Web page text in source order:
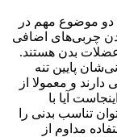
دو موضوع مهم در
چربی‌های اضافی
بدن هستند.
پایین تنه
و معمولا از
آیا با
تناسب بدنی را
مداوم از